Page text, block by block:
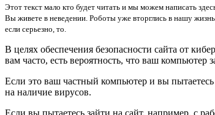
Этот текст мало кто будет читать и мы можем написать
Вы живете в неведении. Роботы уже вторглись в нашу
если серьезно, то.
В целях обеспечения безопасности сайта от
вам часто, есть вероятность, что ваш
Если это ваш частный компьютер и вы
на наличие вирусов.
Если вы пытаетесь зайти на сайт, например, с